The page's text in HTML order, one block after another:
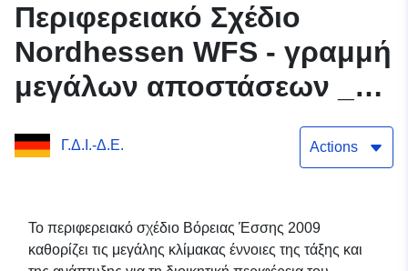
Περιφερειακό Σχέδιο
Nordhessen WFS - γραμμή
μεγάλων αποστάσεων _b -
OGC API Χαρακτηριστικά
Γ.Δ.Ι.-Δ.Ε. Actions
Το περιφερειακό σχέδιο Βόρειας Έσσης 2009
καθορίζει τις μεγάλης κλίμακας έννοιες της τάξης και